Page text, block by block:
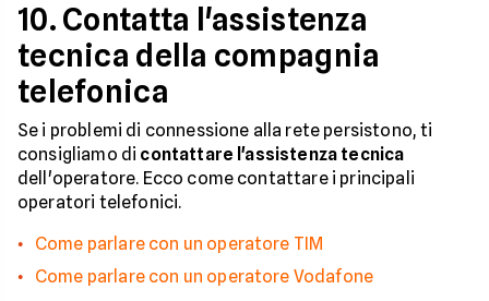
10. Contatta l'assistenza
tecnica della compagnia
telefonica
Se i problemi di connessione alla rete persistono, ti
consigliamo di contattare l'assistenza tecnica
dell'operatore. Ecco come contattare i principali
operatori telefonici.
Come parlare con un operatore TIM
Come parlare con un operatore Vodafone